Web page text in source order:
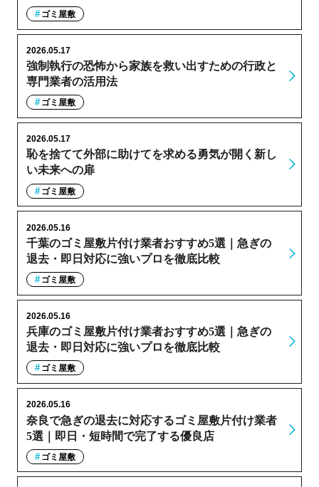
ゴミ屋敷
強制執行の恐怖から家族を救い出すための行政と
専門業者の活用法
2026.05.17
ゴミ屋敷
恥を捨てて外部に助けてを求める勇気が開く新し
い未来への扉
2026.05.17
ゴミ屋敷
千葉のゴミ屋敷片付け業者おすすめ5選｜急ぎの
退去・即日対応に強いプロを徹底比較
2026.05.16
ゴミ屋敷
兵庫のゴミ屋敷片付け業者おすすめ5選｜急ぎの
退去・即日対応に強いプロを徹底比較
2026.05.16
ゴミ屋敷
奈良で急ぎの退去に対応するゴミ屋敷片付け業者
5選｜即日・短時間で完了する優良店
2026.05.16
ゴミ屋敷